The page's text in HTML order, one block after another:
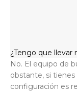
¿Tengo que llevar
No. El equipo de
obstante, si
configuración es